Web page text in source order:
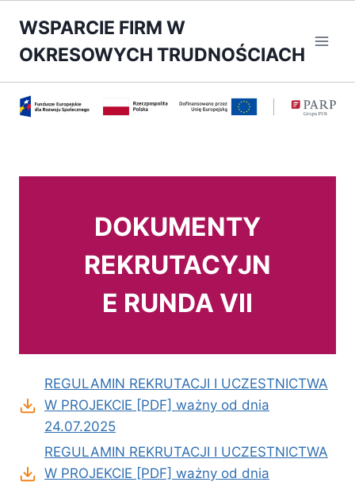
treści
WSPARCIE FIRM W
OKRESOWYCH TRUDNOŚCIACH
DOKUMENTY
REKRUTACYJN
E RUNDA VII
REGULAMIN REKRUTACJI I UCZESTNICTWA
W PROJEKCIE [PDF] ważny od dnia
24.07.2025
REGULAMIN REKRUTACJI I UCZESTNICTWA
W PROJEKCIE [PDF] ważny od dnia